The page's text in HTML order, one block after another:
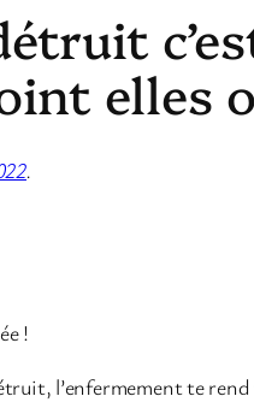
elles
.
!
l’enfermement te rend